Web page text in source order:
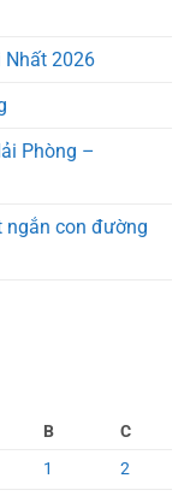
Nhất 2026
Phòng –
ngắn con đường
B
C
1
2